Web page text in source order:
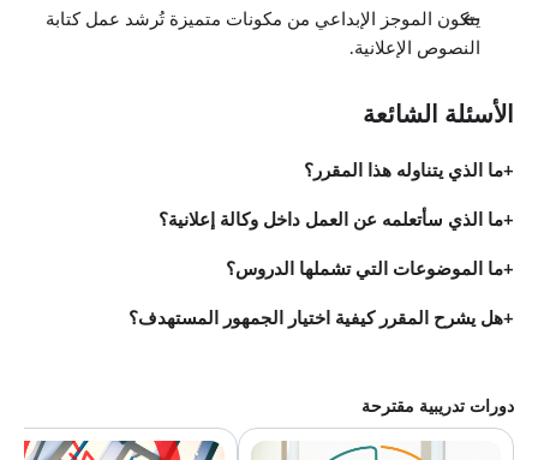
يتكون الموجز الإبداعي من مكونات متميزة تُرشد عمل كتابة
النصوص الإعلانية.
الأسئلة الشائعة
ما الذي يتناوله هذا المقرر؟
ما الذي سأتعلمه عن العمل داخل وكالة إعلانية؟
ما الموضوعات التي تشملها الدروس؟
هل يشرح المقرر كيفية اختيار الجمهور المستهدف؟
دورات تدريبية مقترحة